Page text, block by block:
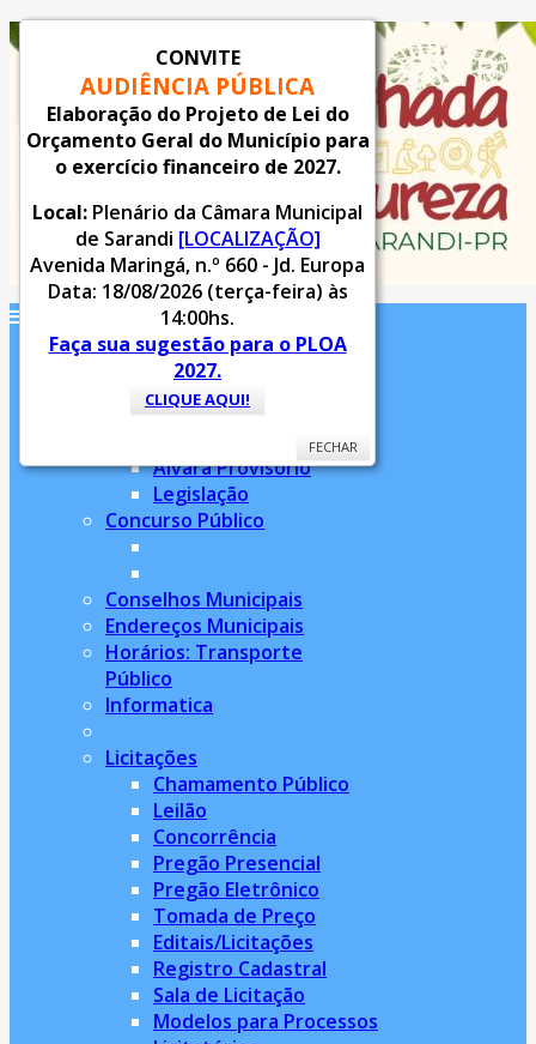
Inicial
Notícias
Serviços
Alvará Provisório
Legislação
Concurso Público
Conselhos Municipais
Endereços Municipais
Horários: Transporte
Público
Informatica
Licitações
Chamamento Público
Leilão
Concorrência
Pregão Presencial
Pregão Eletrônico
Tomada de Preço
Editais/Licitações
Registro Cadastral
Sala de Licitação
Modelos para Processos
FECHAR
CONVITE
AUDIÊNCIA PÚBLICA
Elaboração do Projeto de Lei do
Orçamento Geral do Município para
o exercício financeiro de 2027.
Local: Plenário da Câmara Municipal
de Sarandi [LOCALIZAÇÃO]
Avenida Maringá, n.º 660 - Jd. Europa
Data: 18/08/2026 (terça-feira) às
14:00hs.
Faça sua sugestão para o PLOA
2027.
CLIQUE AQUI!
FECHAR